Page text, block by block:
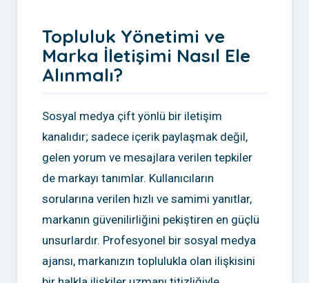
Topluluk Yönetimi ve
Marka İletişimi Nasıl Ele
Alınmalı?
Sosyal medya çift yönlü bir iletişim
kanalıdır; sadece içerik paylaşmak değil,
gelen yorum ve mesajlara verilen tepkiler
de markayı tanımlar. Kullanıcıların
sorularına verilen hızlı ve samimi yanıtlar,
markanın güvenilirliğini pekiştiren en güçlü
unsurlardır. Profesyonel bir sosyal medya
ajansı, markanızın toplulukla olan ilişkisini